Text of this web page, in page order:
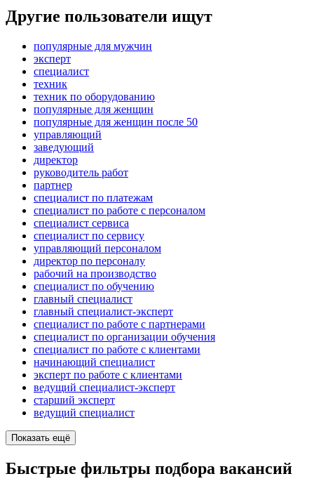
Другие пользователи ищут
популярные для мужчин
эксперт
специалист
техник
техник по оборудованию
популярные для женщин
популярные для женщин после 50
управляющий
заведующий
директор
руководитель работ
партнер
специалист по платежам
специалист по работе с персоналом
специалист сервиса
специалист по сервису
управляющий персоналом
директор по персоналу
рабочий на производство
специалист по обучению
главный специалист
главный специалист-эксперт
специалист по работе с партнерами
специалист по организации обучения
специалист по работе с клиентами
начинающий специалист
эксперт по работе с клиентами
ведущий специалист-эксперт
старший эксперт
ведущий специалист
Показать ещё
Быстрые фильтры подбора вакансий